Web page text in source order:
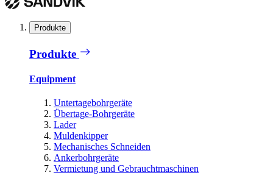
Produkte
Produkte
Equipment
Untertagebohrgeräte
Übertage-Bohrgeräte
Lader
Muldenkipper
Mechanisches Schneiden
Ankerbohrgeräte
Vermietung und Gebrauchtmaschinen